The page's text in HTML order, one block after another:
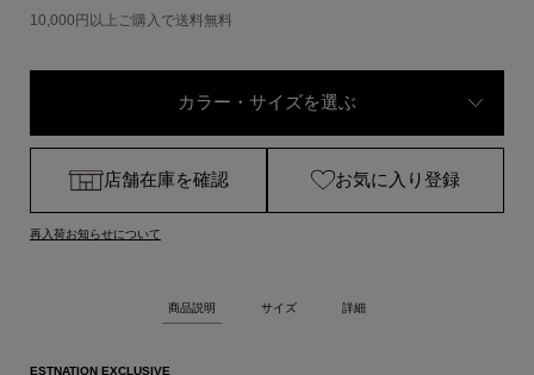
10,000円以上ご購入で送料無料
カラー・サイズを選ぶ
店舗在庫を確認 お気に入り登録
再入荷お知らせについて
商品説明 サイズ 詳細
ESTNATION EXCLUSIVE